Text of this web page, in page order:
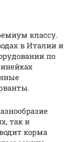
классу.
в Италии и
по
так и
корма